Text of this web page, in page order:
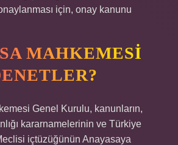
için, onay kanunu
MAHKEMESI
Genel Kurulu, kanunların,
kararnamelerinin ve Türkiye
içtüzüğünün Anayasaya